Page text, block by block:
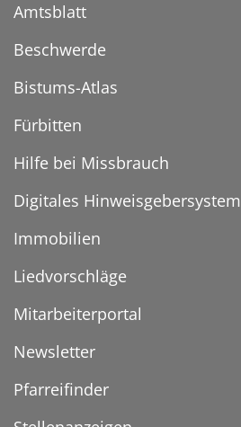
Amtsblatt
Beschwerde
Bistums-Atlas
Fürbitten
Hilfe bei Missbrauch
Digitales Hinweisgebersystem
Immobilien
Liedvorschläge
Mitarbeiterportal
Newsletter
Pfarreifinder